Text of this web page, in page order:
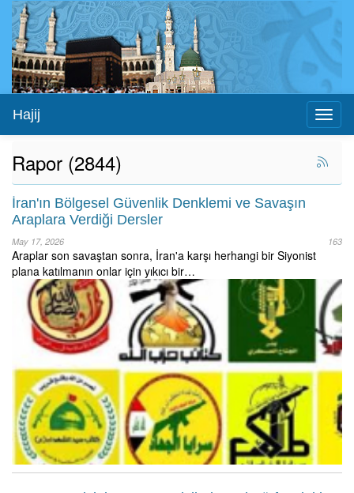
Hajij
Rapor (2844)
İran'ın Bölgesel Güvenlik Denklemi ve Savaşın
Araplara Verdiği Dersler
May 17, 2026 163
Araplar son savaştan sonra, İran'a karşı herhangi bir Siyonist
plana katılmanın onlar için yıkıcı bir…